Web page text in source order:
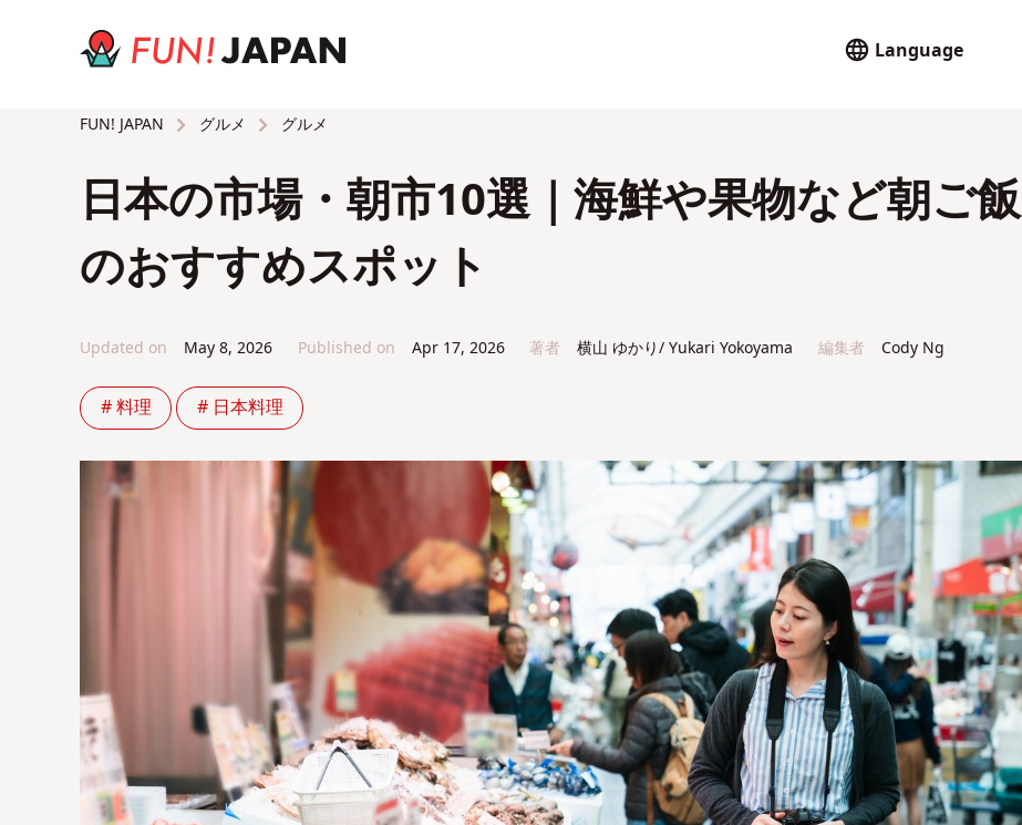
Language
FUN! JAPAN グルメ グルメ
⽇本の市場・朝市10選｜海鮮や果物など朝ご飯
のおすすめスポット
Updated on May 8, 2026 Published on Apr 17, 2026 著者 横山 ゆかり/ Yukari Yokoyama 編集者 Cody Ng
# 料理 # 日本料理